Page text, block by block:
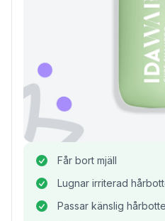
Får bort mjäll
Lugnar irriterad
Passar känslig